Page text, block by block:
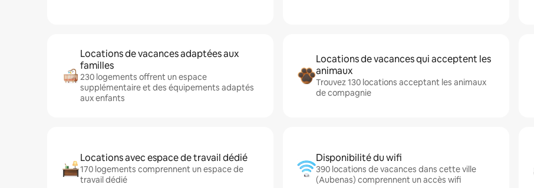
Locations de vacances adaptées aux
familles
230 logements offrent un espace
supplémentaire et des équipements adaptés
aux enfants
Locations de vacances qui acceptent les
animaux
Trouvez 130 locations acceptant les animaux
de compagnie
Locations avec espace de travail dédié
170 logements comprennent un espace de
travail dédié
Disponibilité du wifi
390 locations de vacances dans cette ville
(Aubenas) comprennent un accès wifi